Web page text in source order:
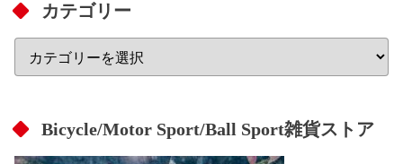
カテゴリー
Bicycle/Motor Sport/Ball Sport雑貨ストア